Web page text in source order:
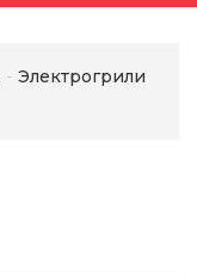
Электрогрили